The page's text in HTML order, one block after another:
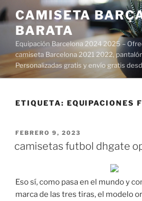
Saltar
al
contenido
CAMISETA
BARATA
Equipación Barcelona 2024 2025 –
camiseta Barcelona 2021 2022,
Personalizadas gratis y envío gratis
ETIQUETA: EQUIPACIONES
PUBLICADO
FEBRERO 9, 2023
camisetas futbol dhgate
Eso sí, como pasa en el mundo y
marca de las tres tiras, el modelo